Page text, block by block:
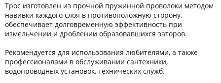
Трос изготовлен из прочной пружинной проволоки методом
навивки каждого слоя в противоположную сторону,
обеспечивает долговременную эффективность при
измельчении и дроблении образовавшихся заторов.
Рекомендуется для использования любителями, а также
профессионалами в обслуживании сантехники,
водопроводных установок, технических служб.